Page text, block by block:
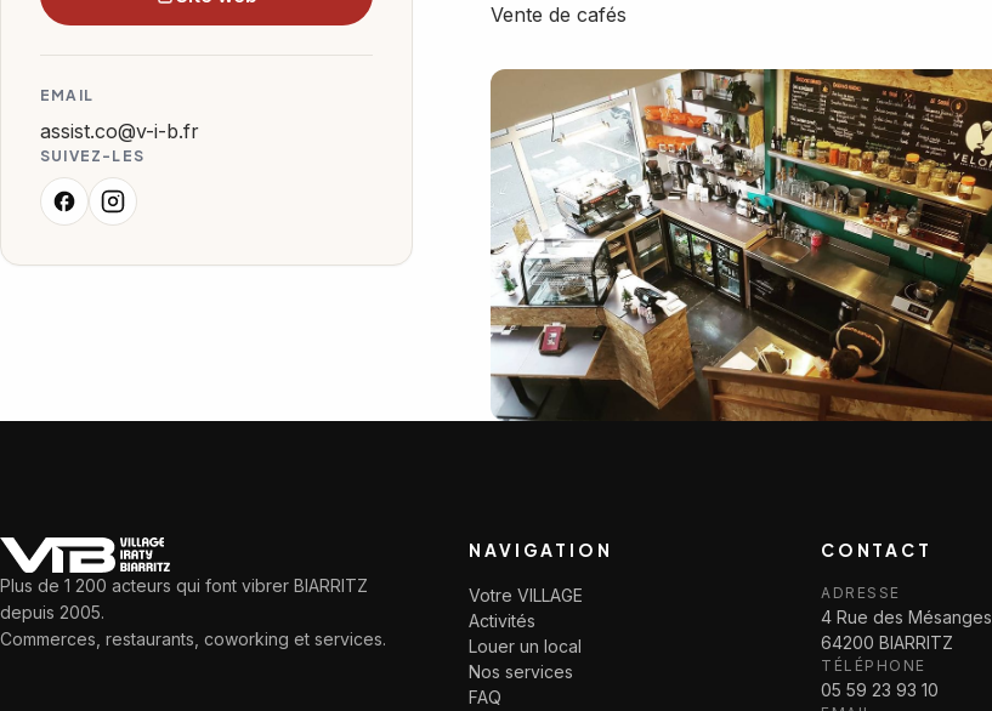
EMAIL
assist.co@v-i-b.fr
SUIVEZ-LES
Vente de cafés
Plus de 1 200 acteurs qui font vibrer BIARRITZ
depuis 2005.
Commerces, restaurants, coworking et services.
NAVIGATION
Votre VILLAGE
Activités
Louer un local
Nos services
FAQ
CONTACT
ADRESSE
4 Rue des Mésanges,
64200 BIARRITZ
TÉLÉPHONE
05 59 23 93 10